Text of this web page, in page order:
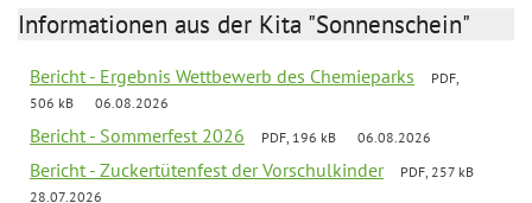
Informationen aus der Kita "Sonnenschein"
Bericht - Ergebnis Wettbewerb des Chemieparks
PDF,
506 kB
06.08.2026
Bericht - Sommerfest 2026 PDF, 196 kB 06.08.2026
Bericht - Zuckertütenfest der Vorschulkinder
PDF, 257 kB
28.07.2026